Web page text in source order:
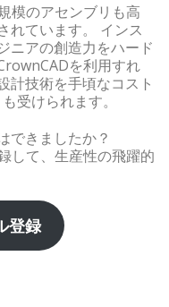
模のアセンブリも高
れています。 インス
ニアの創造力をハード
を利用すれ
計技術を手頃なコスト
受けられます。
できましたか？
して、生産性の飛躍的
登録